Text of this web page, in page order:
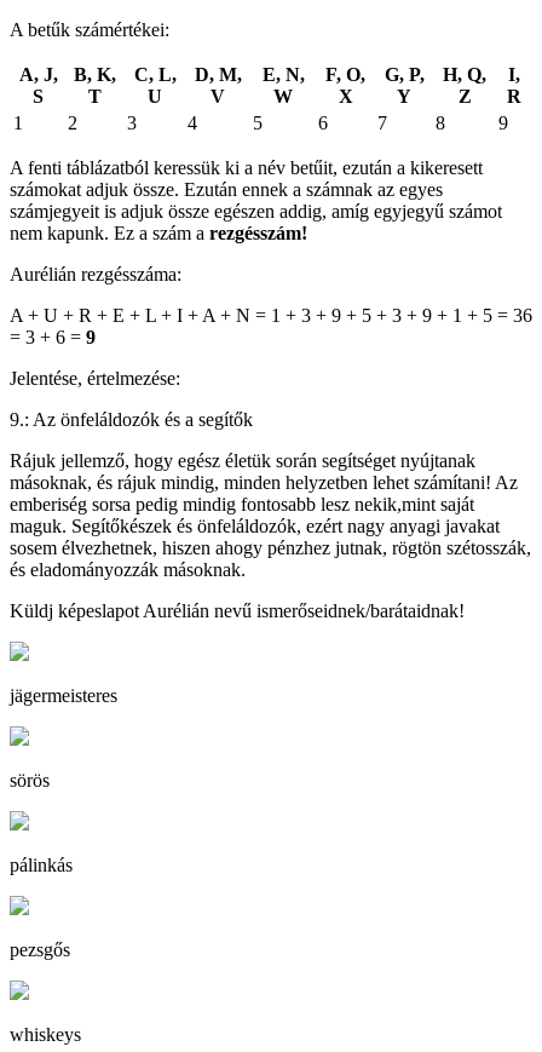
A betűk számértékei:
A, J,
S
B, K,
T
C, L,
U
D, M,
V
E, N,
W
F, O,
X
G, P,
Y
H, Q,
Z
I,
R
1
2 3 4 5 6 7 8 9
A fenti táblázatból keressük ki a név betűit, ezután a kikeresett
számokat adjuk össze. Ezután ennek a számnak az egyes
számjegyeit is adjuk össze egészen addig, amíg egyjegyű számot
nem kapunk. Ez a szám a rezgésszám!
Aurélián rezgésszáma:
A + U + R + E + L + I + A + N = 1 + 3 + 9 + 5 + 3 + 9 + 1 + 5 = 36
= 3 + 6 = 9
Jelentése, értelmezése:
9.: Az önfeláldozók és a segítők
Rájuk jellemző, hogy egész életük során segítséget nyújtanak
másoknak, és rájuk mindig, minden helyzetben lehet számítani! Az
emberiség sorsa pedig mindig fontosabb lesz nekik,mint saját
maguk. Segítőkészek és önfeláldozók, ezért nagy anyagi javakat
sosem élvezhetnek, hiszen ahogy pénzhez jutnak, rögtön szétosszák,
és eladományozzák másoknak.
Küldj képeslapot Aurélián nevű ismerőseidnek/barátaidnak!
jägermeisteres
sörös
pálinkás
pezsgős
whiskeys